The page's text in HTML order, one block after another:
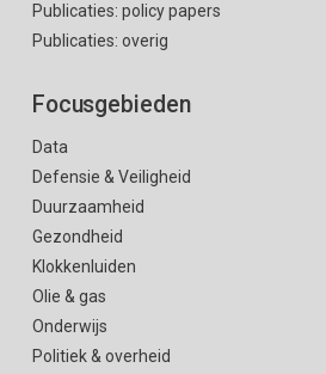
Publicaties: policy papers
Publicaties: overig
Focusgebieden
Data
Defensie & Veiligheid
Duurzaamheid
Gezondheid
Klokkenluiden
Olie & gas
Onderwijs
Politiek & overheid